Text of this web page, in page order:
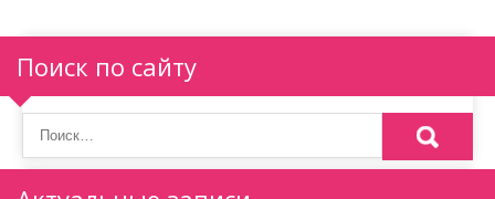
я
п
о
з
Поиск по сайту